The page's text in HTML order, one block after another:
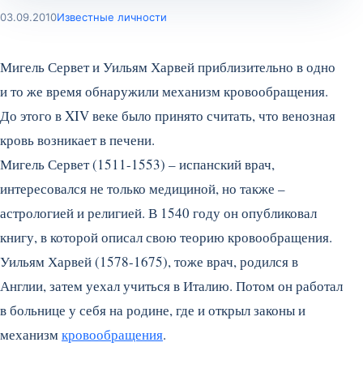
03.09.2010Известные личности
Мигель Сервет и Уильям Харвей приблизительно в одно
и то же время обнаружили механизм кровообращения.
До этого в XIV веке было принято считать, что венозная
кровь возникает в печени.
Мигель Сервет (1511-1553) – испанский врач,
интересовался не только медициной, но также –
астрологией и религией. В 1540 году он опубликовал
книгу, в которой описал свою теорию кровообращения.
Уильям Харвей (1578-1675), тоже врач, родился в
Англии, затем уехал учиться в Италию. Потом он работал
в больнице у себя на родине, где и открыл законы и
механизмкровообращения.